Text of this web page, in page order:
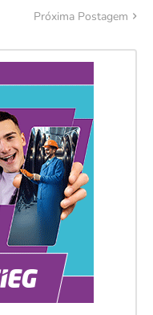
Próxima Postagem